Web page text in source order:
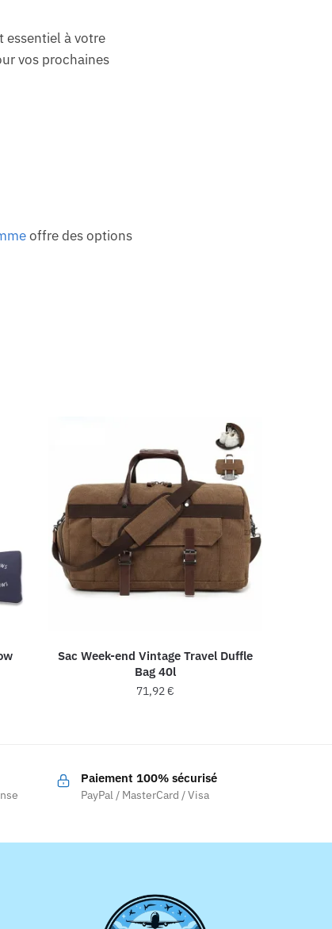
essentiel à votre
vos prochaines
offre des options
Sac Week-end Vintage Travel Duffle
Bag 40l
71,92€
plusieurs
variations.
options
choisies
sur
Paiement 100% sécurisé
PayPal / MasterCard / Visa